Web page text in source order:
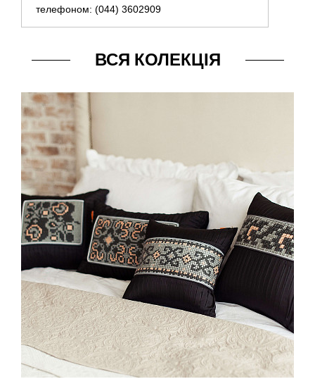
телефоном: (044) 3602909
ВСЯ КОЛЕКЦІЯ